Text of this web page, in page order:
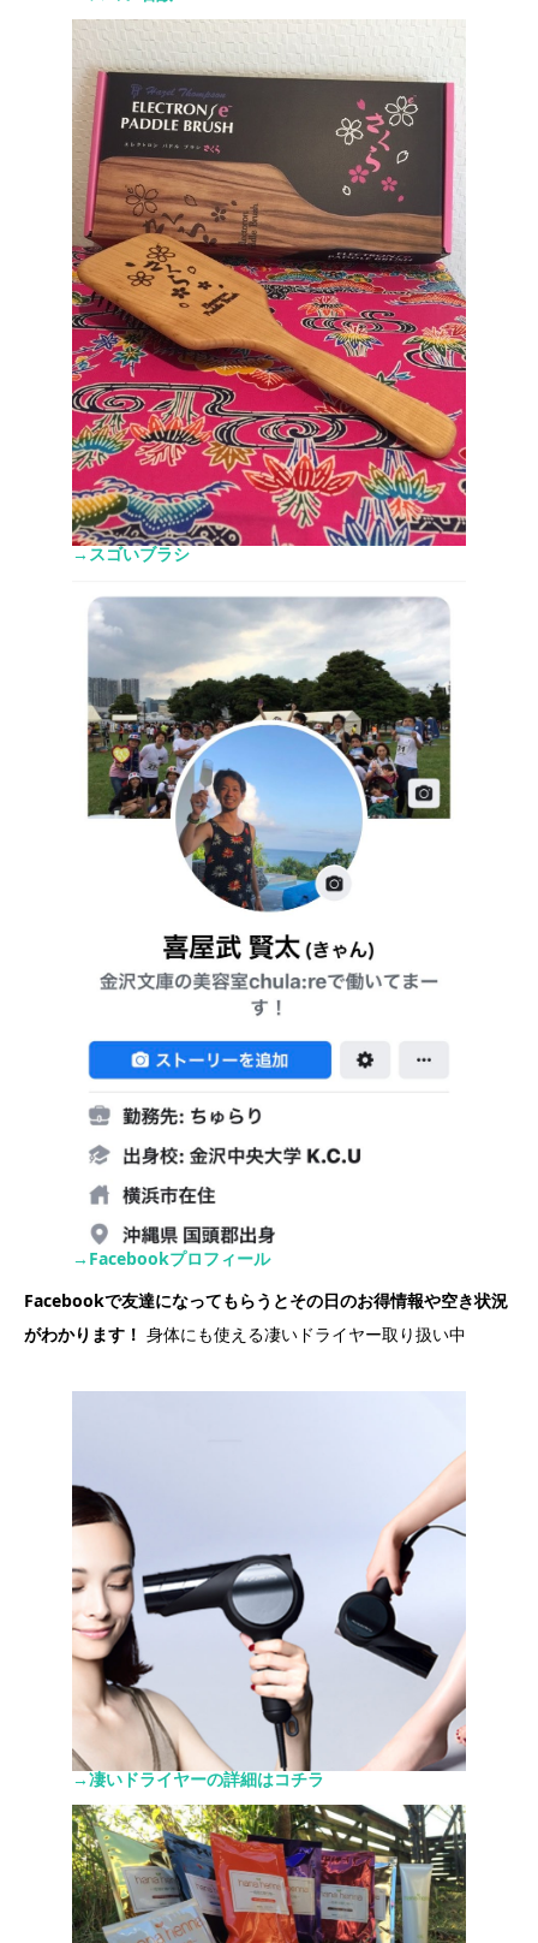
→スゴいブラシ
→Facebookプロフィール
Facebookで友達になってもらうとその日のお得情報や空き状況
がわかります！ 身体にも使える凄いドライヤー取り扱い中
→凄いドライヤーの詳細はコチラ